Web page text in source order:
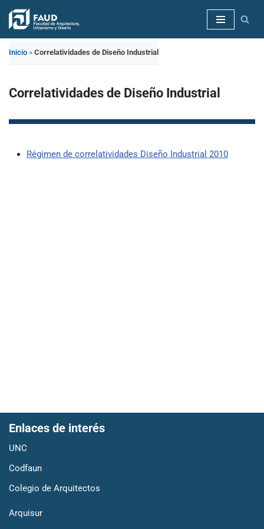
Saltar
Inicio » Correlatividades de Diseño Industrial
Correlatividades de Diseño Industrial
Régimen de correlatividades Diseño Industrial 2010
Enlaces de interés
UNC
Codfaun
Colegio de Arquitectos
Arquisur